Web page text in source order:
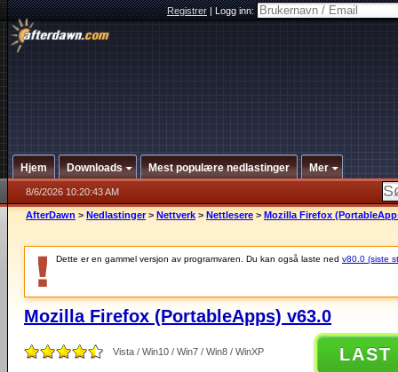
Registrer|Logg inn:
Hjem Downloads Mest populære nedlastinger Mer
8/6/2026 10:20:43 AM
AfterDawn > Nedlastinger > Nettverk > Nettlesere > Mozilla Firefox
Dette er en gammel versjon av programvaren. Du kan også laste ned v80.0 (siste
Mozilla Firefox (PortableApps) v63.0
Vista / Win10 / Win7 / Win8 / WinXP LAST